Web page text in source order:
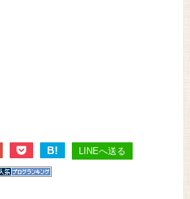
B! LINEへ送る